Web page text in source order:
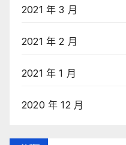
2021 年 3 月
2021 年 2 月
2021 年 1 月
2020 年 12 月